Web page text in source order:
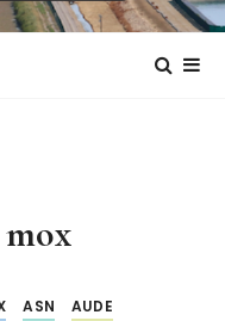
narbonnaise
mox
ASN
AUDE